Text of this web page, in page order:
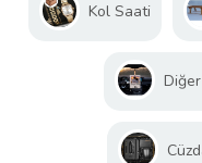
Kol Saati